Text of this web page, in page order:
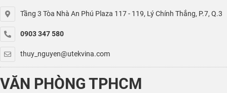
Tầng 3 Tòa Nhà An Phú Plaza 117 - 119, Lý Chính Thắng, P.7, Q.3
0903 347 580
thuy_nguyen@utekvina.com
VĂN PHÒNG TPHCM